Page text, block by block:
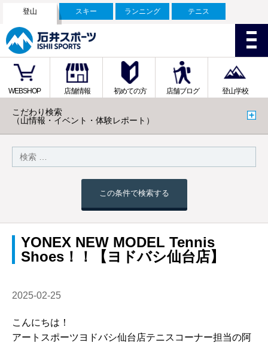
登山 スキー ランニング テニス
WEBSHOP 店舗情報 初めての方 店舗ブログ 登山学校
こだわり検索
（山情報・イベント・体験レポート）
この条件で検索する
YONEX NEW MODEL Tennis
Shoes！！【ヨドバシ仙台店】
2025-02-25
こんにちは！
アートスポーツヨドバシ仙台店テニスコーナー担当の阿